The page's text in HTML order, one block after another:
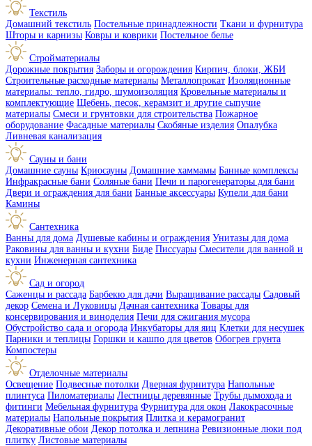
Текстиль
Домашний текстиль Постельные принадлежности Ткани и фурнитура
Шторы и карнизы Ковры и коврики Постельное белье
Стройматериалы
Дорожные покрытия Заборы и огорождения Кирпич, блоки, ЖБИ
Строительные расходные материалы Металлопрокат Изоляционные
материалы: тепло, гидро, шумоизоляция Кровельные материалы и
комплектующие Щебень, песок, керамзит и другие сыпучие
материалы Смеси и грунтовки для строительства Пожарное
оборудование Фасадные материалы Скобяные изделия Опалубка
Ливневая канализация
Сауны и бани
Домашние сауны Криосауны Домашние хаммамы Банные комплексы
Инфракрасные бани Соляные бани Печи и парогенераторы для бани
Двери и ограждения для бани Банные аксессуары Купели для бани
Камины
Сантехника
Ванны для дома Душевые кабины и ограждения Унитазы для дома
Раковины для ванны и кухни Биде Писсуары Смесители для ванной и
кухни Инженерная сантехника
Сад и огород
Саженцы и рассада Барбекю для дачи Выращивание рассады Садовый
декор Семена и Луковицы Дачная сантехника Товары для
консервирования и виноделия Печи для сжигания мусора
Обустройство сада и огорода Инкубаторы для яиц Клетки для несушек
Парники и теплицы Горшки и кашпо для цветов Обогрев грунта
Компостеры
Отделочные материалы
Освещение Подвесные потолки Дверная фурнитура Напольные
плинтуса Пиломатериалы Лестницы деревянные Трубы дымохода и
фитинги Мебельная фурнитура Фурнитура для окон Лакокрасочные
материалы Напольные покрытия Плитка и керамогранит
Декоративные обои Декор потолка и лепнина Ревизионные люки под
плитку Листовые материалы